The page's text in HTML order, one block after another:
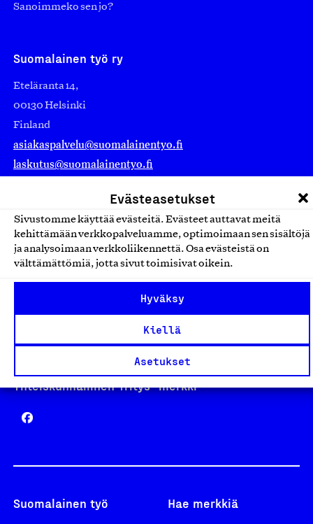
Evästeasetukset
Sivustomme käyttää evästeitä. Evästeet auttavat meitä
kehittämään verkkopalveluamme, optimoimaan sen sisältöjä
ja analysoimaan verkkoliikennettä. Osa evästeistä on
välttämättömiä, jotta sivut toimisivat oikein.
Hyväksy
Kiellä
Asetukset
Sanoimmeko sen jo?
Suomalainen työ ry
Eteläranta 14,
00130 Helsinki
Finland
asiakaspalvelu@suomalainentyo.fi
laskutus@suomalainentyo.fi
Avainlippu
Design From Finland
Yhteiskunnallinen Yritys -merkki
Suomalainen työ Hae merkkiä